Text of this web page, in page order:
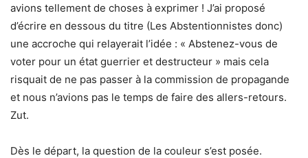
avions tellement de choses à exprimer ! J’ai proposé
d’écrire en dessous du titre (Les Abstentionnistes donc)
une accroche qui relayerait l’idée : « Abstenez-vous de
voter pour un état guerrier et destructeur » mais cela
risquait de ne pas passer à la commission de propagande
et nous n’avions pas le temps de faire des allers-retours.
Zut.
Dès le départ, la question de la couleur s’est posée.